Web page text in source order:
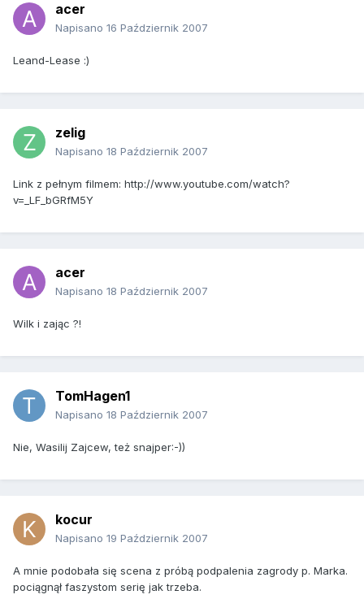
acer
Napisano 16 Październik 2007
Leand-Lease :)
zelig
Napisano 18 Październik 2007
Link z pełnym filmem: http://www.youtube.com/watch?
v=_LF_bGRfM5Y
acer
Napisano 18 Październik 2007
Wilk i zając ?!
TomHagen1
Napisano 18 Październik 2007
Nie, Wasilij Zajcew, też snajper:-))
kocur
Napisano 19 Październik 2007
A mnie podobała się scena z próbą podpalenia zagrody p. Marka.
pociągnął faszystom serię jak trzeba.